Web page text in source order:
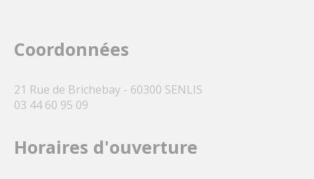
Coordonnées
21 Rue de Brichebay - 60300 SENLIS
03 44 60 95 09
Horaires d'ouverture